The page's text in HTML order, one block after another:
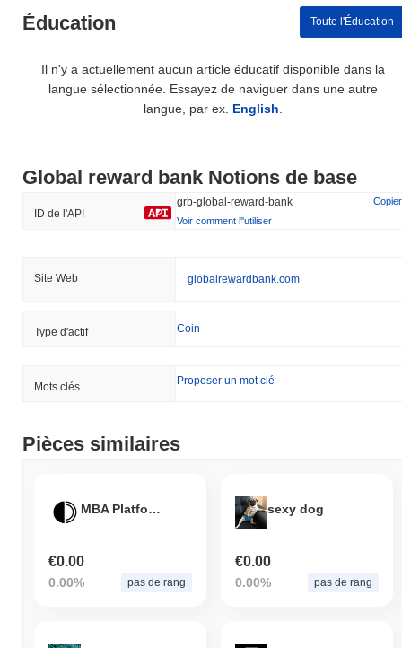
Éducation Toute l'Éducation
Il n'y a actuellement aucun article éducatif disponible dans la
langue sélectionnée. Essayez de naviguer dans une autre
langue, par ex. English
Global reward bank Notions de base
ID de l'API
grb-global-reward-bank
Copier
Voir comment l''utiliser
Site Web globalrewardbank.com
Type d'actif Coin
Mots clés Proposer un mot clé
Pièces similaires
MBA Platform
€0.00
0.00% pas de rang
sexy dog
€0.00
0.00% pas de rang